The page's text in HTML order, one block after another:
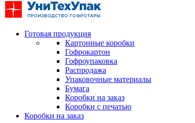
Готовая продукция
Картонные коробки
Гофрокартон
Гофроупаковка
Распродажа
Упаковочные материалы
Бумага
Коробки на заказ
Коробки с печатью
Коробки на заказ